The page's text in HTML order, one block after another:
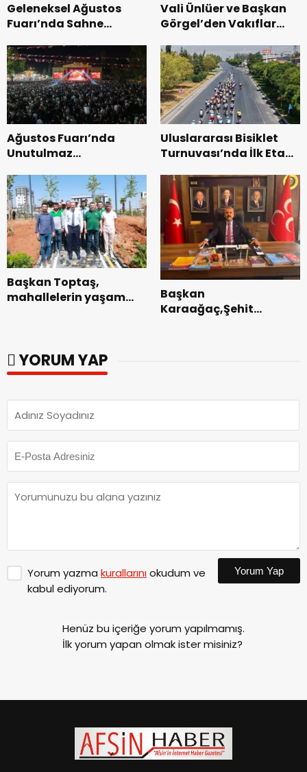
Geleneksel Ağustos
Fuarı’nda Sahne
Vali Ünlüer ve Başkan
Görgel’den Vakıflar
ziyaret.
Ağustos Fuarı’nda
Unutulmaz
Uluslararası Bisiklet
Turnuvası’nda İlk Etap
Tamamlandı.
Başkan Toptaş,
mahallelerin yaşam
Başkan
Karaağaç,Şehit
YORUM YAP
Yorum yazma kurallarınıokudum ve
kabul ediyorum.
Yorum Yap
Henüz bu içeriğe yorum yapılmamış.
İlk yorum yapan olmak ister misiniz?